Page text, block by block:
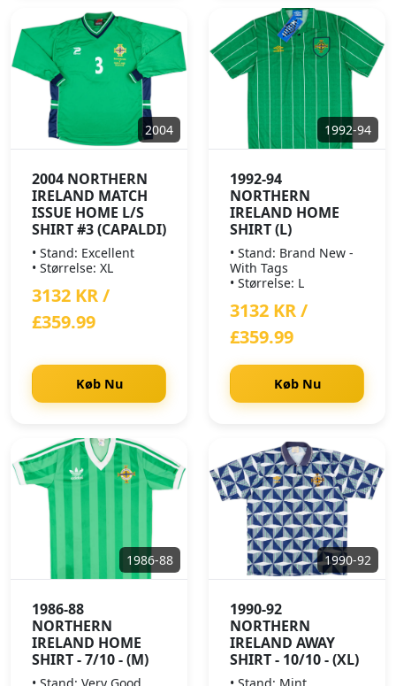
2004
2004 NORTHERN
IRELAND MATCH
ISSUE HOME L/S
SHIRT #3 (CAPALDI)
• Stand: Excellent
• Størrelse: XL
3132 KR /
£359.99
Køb Nu
1992-94
1992-94
NORTHERN
IRELAND HOME
SHIRT (L)
• Stand: Brand New -
With Tags
• Størrelse: L
3132 KR /
£359.99
Køb Nu
1986-88
1986-88
NORTHERN
IRELAND HOME
SHIRT - 7/10 - (M)
1990-92
1990-92
NORTHERN
IRELAND AWAY
SHIRT - 10/10 - (XL)